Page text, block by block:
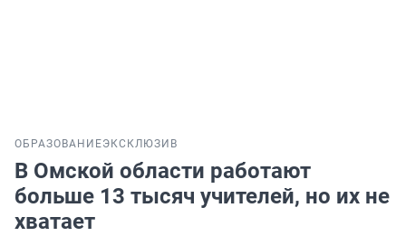
ОБРАЗОВАНИЕЭКСКЛЮЗИВ
В Омской области работают
больше 13 тысяч учителей, но их не
хватает